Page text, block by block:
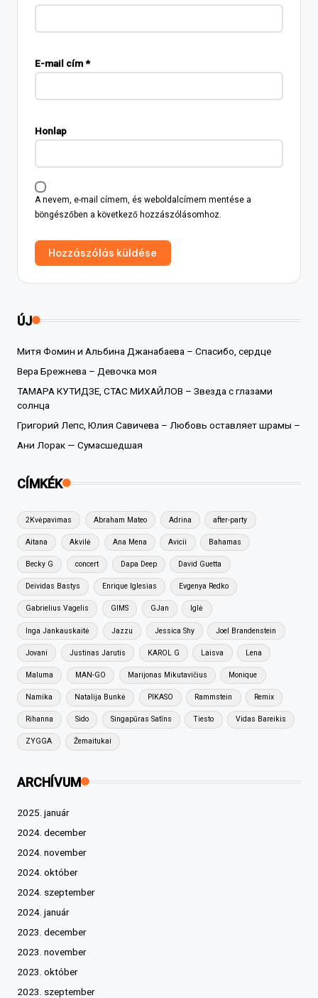
E-mail cím*
Honlap
A nevem, e-mail címem, és weboldalcímem mentése a
böngészőben a következő hozzászólásomhoz.
ÚJ
Митя Фомин и Альбина Джанабаева – Спасибо, сердце
Вера Брежнева – Девочка моя
ТАМАРА КУТИДЗЕ, СТАС МИХАЙЛОВ – Звезда с глазами
солнца
Григорий Лепс, Юлия Савичева – Любовь оставляет шрамы –
Ани Лорак — Сумасшедшая
CÍMKÉK
2Kvėpavimas Abraham Mateo Adrina after-party
Aitana Akvilė Ana Mena Avicii Bahamas
Becky G concert Dapa Deep David Guetta
Deividas Bastys Enrique Iglesias Evgenya Redko
Gabrielius Vagelis GIMS GJan Iglė
Inga Jankauskaitė Jazzu Jessica Shy Joel Brandenstein
Jovani Justinas Jarutis KAROL G Laisva Lena
Maluma MAN-GO Marijonas Mikutavičius Monique
Namika Natalija Bunkė PIKASO Rammstein Remix
Rihanna Sido Singapūras Satīns Tiesto Vidas Bareikis
ZYGGA Žemaitukai
ARCHÍVUM
2025. január
2024. december
2024. november
2024. október
2024. szeptember
2024. január
2023. december
2023. november
2023. október
2023. szeptember